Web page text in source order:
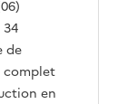
34
de
complet
en